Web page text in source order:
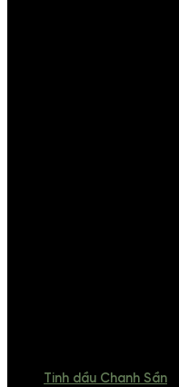
Tinh dầu Chanh Sần